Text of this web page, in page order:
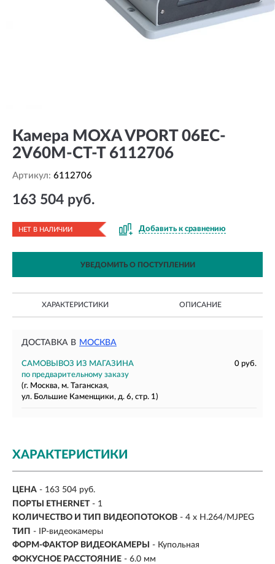
Камера MOXA VPORT 06EC-
2V60M-CT-T 6112706
Артикул: 6112706
163 504 руб.
НЕТ В НАЛИЧИИ Добавить к сравнению
УВЕДОМИТЬ О ПОСТУПЛЕНИИ
ХАРАКТЕРИСТИКИ ОПИСАНИЕ
ДОСТАВКА В МОСКВА
САМОВЫВОЗ ИЗ МАГАЗИНА
0 руб.
по предварительному заказу
(г. Москва, м. Таганская,
ул. Большие Каменщики, д. 6, стр. 1)
ХАРАКТЕРИСТИКИ
ЦЕНА - 163 504 руб.
ПОРТЫ ETHERNET - 1
КОЛИЧЕСТВО И ТИП ВИДЕОПОТОКОВ - 4 x H.264/MJPEG
ТИП - IP-видеокамеры
ФОРМ-ФАКТОР ВИДЕОКАМЕРЫ
- Купольная
ФОКУСНОЕ РАССТОЯНИЕ - 6.0 мм